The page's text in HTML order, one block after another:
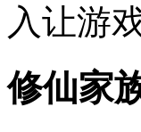
入让游
修仙家